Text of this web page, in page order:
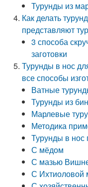
Турунды из
Как делать
представляют
3 способа
заготовки
Турунды в нос
все способы
Ватные
Турунды из
Марлевые
Методика
Турунды в нос
С мёдом
С мазью
С Ихтиоловой